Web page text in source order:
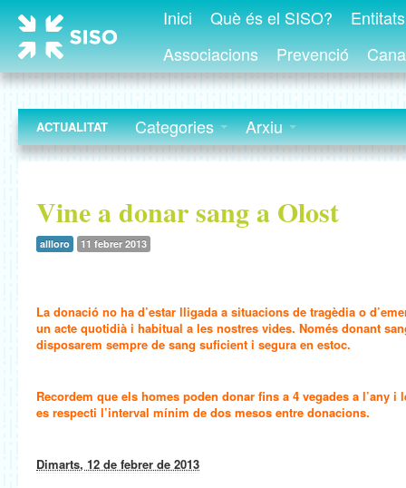
Inici Què és el SISO?
Associacions
Prevenció
ACTUALITAT Categories Arxiu
Vine a donar sang a Olost
allloro 11 febrer 2013
La donació no ha d’estar lligada a situacions de tragèdia o
un acte quotidià i habitual a les nostres vides. Només donant
disposarem sempre de sang suficient i segura en estoc.
Recordem que els homes poden donar fins a 4 vegades a l’any i
es respecti l’interval mínim de dos mesos entre donacions.
Dimarts, 12 de febrer de 2013